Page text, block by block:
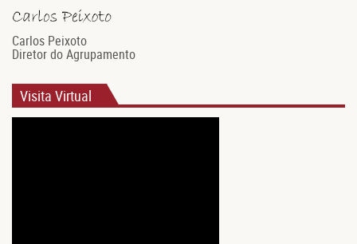
Carlos Peixoto
Diretor do Agrupamento
Visita Virtual